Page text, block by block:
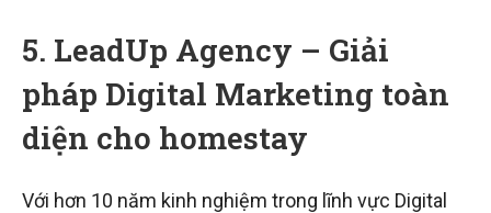
5. LeadUp Agency – Giải
pháp Digital Marketing toàn
diện cho homestay
Với hơn 10 năm kinh nghiệm trong lĩnh vực Digital